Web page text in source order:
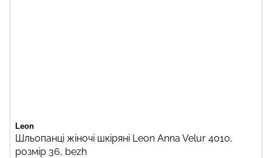
Leon
Шльопанці жіночі шкіряні Leon Anna Velur 4010,
розмір 36, bezh